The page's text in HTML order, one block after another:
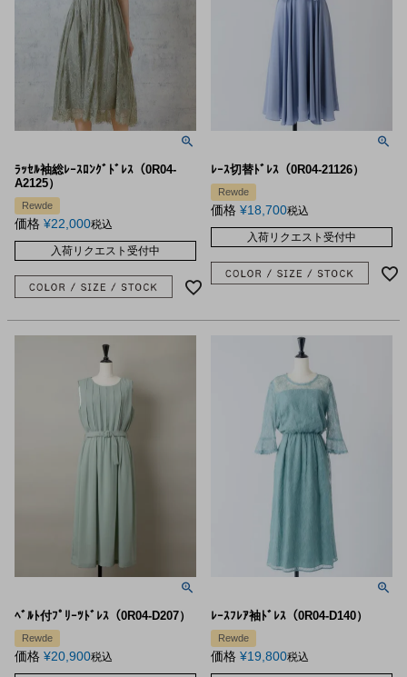
ﾗｯｾﾙ袖総ﾚｰｽﾛﾝｸﾞﾄﾞﾚｽ（0R04-
A2125）
Rewde
価格 ¥22,000税込
入荷リクエスト受付中
ﾚｰｽ切替ﾄﾞﾚｽ（0R04-21126）
Rewde
価格 ¥18,700税込
入荷リクエスト受付中
ﾍﾞﾙﾄ付ﾌﾟﾘｰﾂﾄﾞﾚｽ（0R04-D207）
Rewde
価格 ¥20,900税込
ﾚｰｽﾌﾚｱ袖ﾄﾞﾚｽ（0R04-D140）
Rewde
価格 ¥19,800税込